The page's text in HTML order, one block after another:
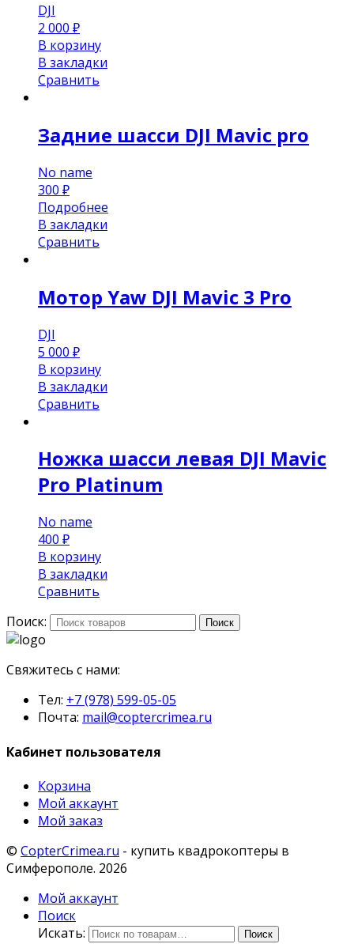
DJI
2 000 ₽
В корзину
В закладки
Сравнить
Задние шасси DJI Mavic pro
No name
300 ₽
Подробнее
В закладки
Сравнить
Мотор Yaw DJI Mavic 3 Pro
DJI
5 000 ₽
В корзину
В закладки
Сравнить
Ножка шасси левая DJI Mavic
Pro Platinum
No name
400 ₽
В корзину
В закладки
Сравнить
Поиск:
Поиск
Свяжитесь с нами:
Тел: +7 (978) 599-05-05
Почта: mail@coptercrimea.ru
Кабинет пользователя
Корзина
Мой аккаунт
Мой заказ
© CopterCrimea.ru - купить квадрокоптеры в
Симферополе. 2026
Мой аккаунт
Поиск
Искать:
Поиск